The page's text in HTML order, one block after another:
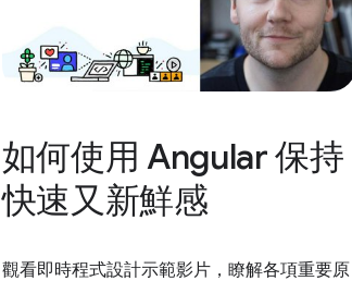
如何使用 Angular 保持
快速又新鮮感
觀看即時程式設計示範影片，瞭解各項重要原